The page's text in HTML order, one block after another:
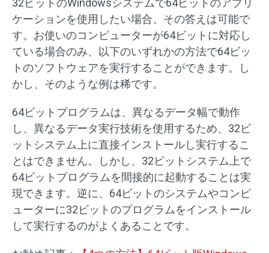
ケーションを使用したい場合、その答えは可能で
す。お使いのコンピューターが64ビットに対応し
ている場合のみ、以下のいずれかの方法で64ビッ
トのソフトウェアを実行することができます。し
かし、そのような例は稀です。
64ビットプログラムは、異なるデータ幅で動作
し、異なるデータ実行技術を使用するため、32ビ
ットシステム上に直接インストールし実行するこ
とはできません。しかし、32ビットシステム上で
64ビットプログラムを間接的に起動することは実
現できます。逆に、64ビットのシステムやコンピ
ューターに32ビットのプログラムをインストール
して実行するのがよくあることです。